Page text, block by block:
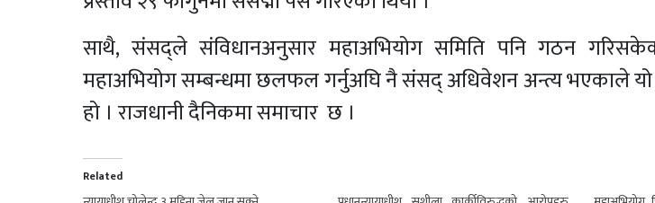
साथै, संसद्ले संविधानअनुसार महाअभियोग समिति पनि गठन
महाअभियोग सम्बन्धमा छलफल गर्नुअघि नै संसद् अधिवेशन अन्त्य भएकाले यो
हो । राजधानी दैनिकमा समाचार छ ।
Related